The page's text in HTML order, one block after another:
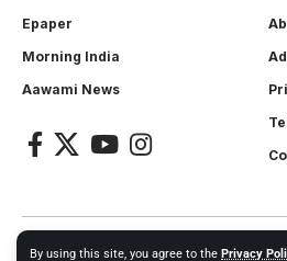
By using this site, you agree to the Privacy
Epaper
Morning India
Aawami News
2024- All Rights Reserved.Live 7 tv.